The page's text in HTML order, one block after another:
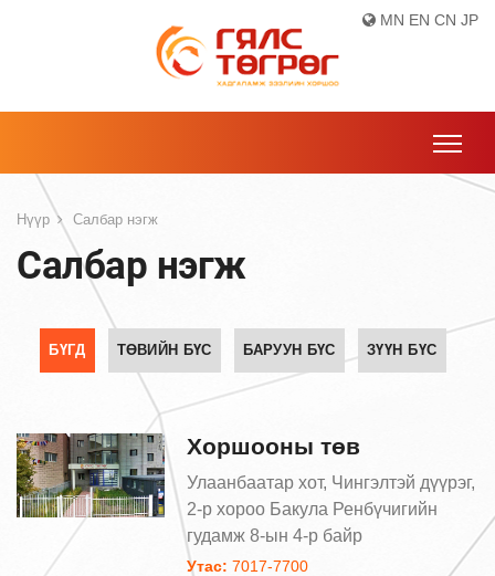
MN EN CN JP
Нүүр Салбар нэгж
Салбар нэгж
БҮГД ТӨВИЙН БҮС БАРУУН БҮС ЗҮҮН БҮС
Хоршооны төв
Улаанбаатар хот, Чингэлтэй дүүрэг,
2-р хороо Бакула Ренбүчигийн
гудамж 8-ын 4-р байр
Утас: 7017-7700